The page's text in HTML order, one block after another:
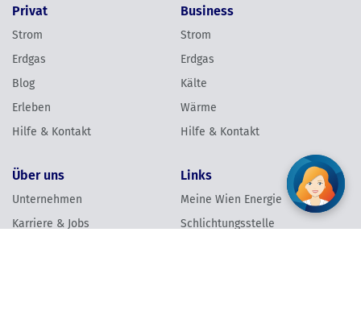
Privat
Strom
Erdgas
Blog
Erleben
Hilfe & Kontakt
Business
Strom
Erdgas
Kälte
Wärme
Hilfe & Kontakt
Über uns
Unternehmen
Karriere & Jobs
Links
Meine Wien Energie
Schlichtungsstelle